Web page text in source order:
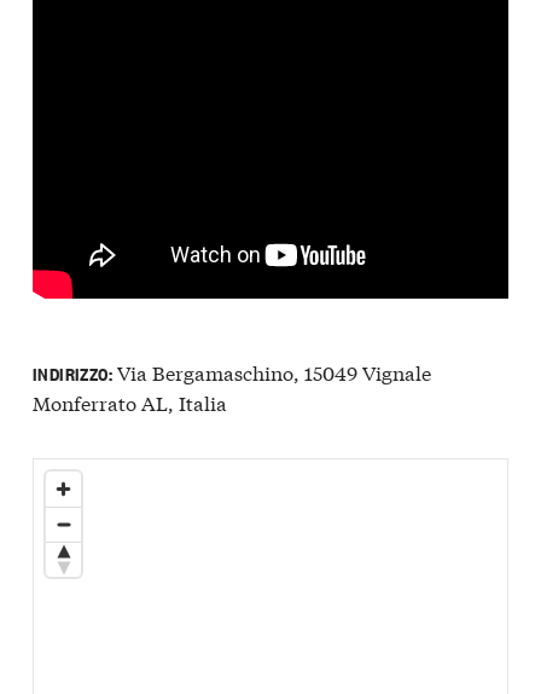
INDIRIZZO:Via Bergamaschino, 15049 Vignale
Monferrato AL, Italia